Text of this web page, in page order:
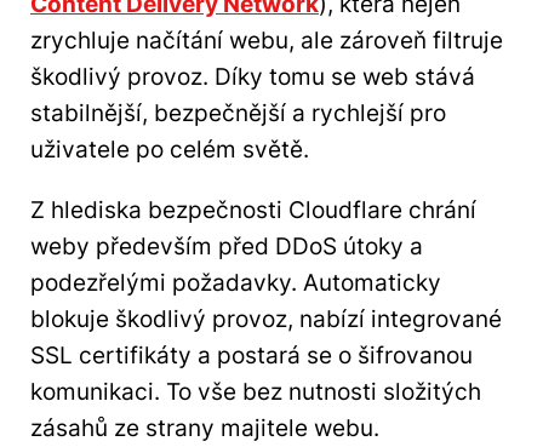
zrychluje načítání webu, ale zároveň filtruje
škodlivý provoz. Díky tomu se web stává
stabilnější, bezpečnější a rychlejší pro
uživatele po celém světě.
Z hlediska bezpečnosti Cloudflare chrání
weby především před DDoS útoky a
podezřelými požadavky. Automaticky
blokuje škodlivý provoz, nabízí integrované
SSL certifikáty a postará se o šifrovanou
komunikaci. To vše bez nutnosti složitých
zásahů ze strany majitele webu.